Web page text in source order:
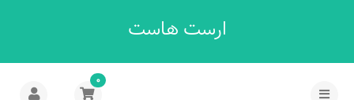
ارست هاست
0